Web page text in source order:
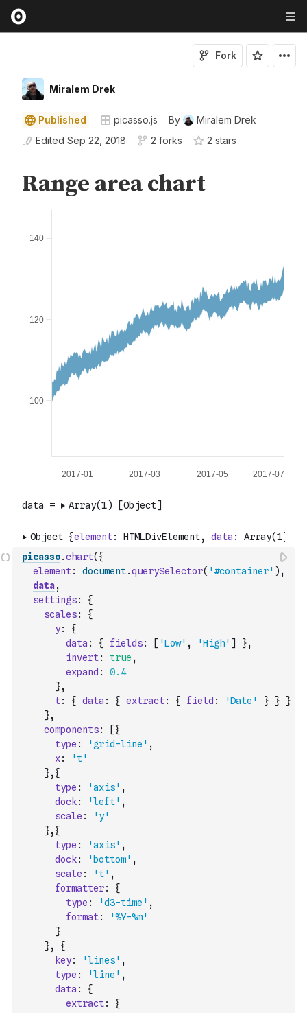
Miralem Drek
Fork
Published picasso.js By
Miralem Drek
Edited Sep 22, 2018 2 forks 2 stars
picasso.chart( {
element: document.querySelector( '#container' ) ,
data,
settings:
{
scales:
{
y:
{
data : { fields: [ 'Low' , 'High' ] },
invert: true ,
expand :
0.4
},
t: { data : { extract: { field : 'Date' } }
}
},
components: [{
type : 'grid-line' ,
x:
't'
}, {
type : 'axis' ,
dock: 'left' ,
scale :
'y'
}, {
type : 'axis' ,
dock: 'bottom' ,
scale : 't' ,
formatter:
{
type : 'd3-time' ,
format:
'%Y-%m'
}
},
{
key: 'lines' ,
type : 'line' ,
data :
{
extract:
{